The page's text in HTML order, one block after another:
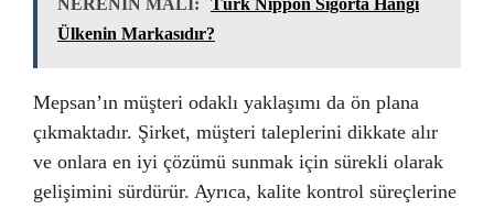
NERENİN MALI:
Türk Nippon Sigorta Hangi
Ülkenin Markasıdır?
Mepsan’ın müşteri odaklı yaklaşımı da ön plana
çıkmaktadır. Şirket, müşteri taleplerini dikkate alır
ve onlara en iyi çözümü sunmak için sürekli olarak
gelişimini sürdürür. Ayrıca, kalite kontrol süreçlerine